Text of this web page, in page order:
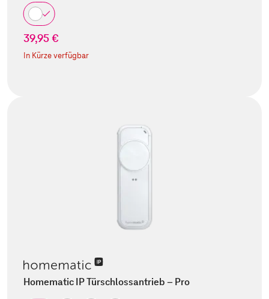
39,95 €
In Kürze verfügbar
Homematic IP Türschlossantrieb – Pro